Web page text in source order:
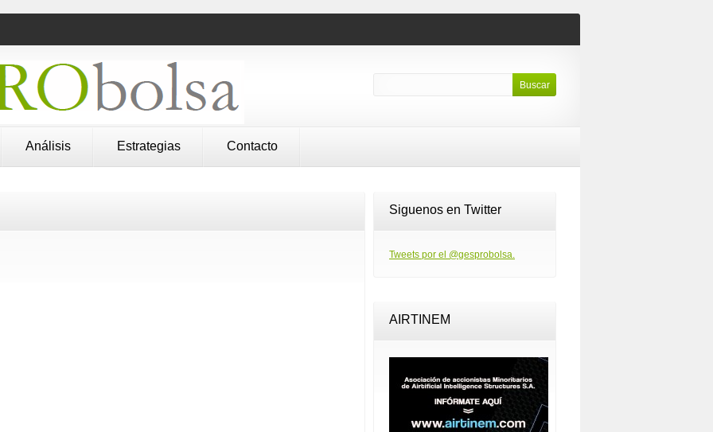
Análisis Estrategias Contacto
Siguenos en Twitter
Tweets por el @gesprobolsa.
AIRTINEM